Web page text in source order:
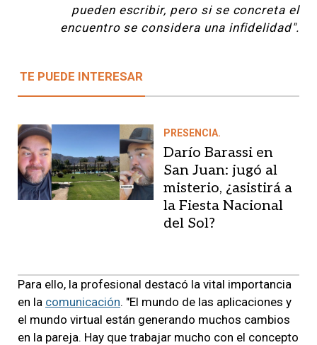
pueden escribir, pero si se concreta el
encuentro se considera una infidelidad".
TE PUEDE INTERESAR
PRESENCIA.
Darío Barassi en
San Juan: jugó al
misterio, ¿asistirá a
la Fiesta Nacional
del Sol?
Para ello, la profesional destacó la vital importancia
en la comunicación. "El mundo de las aplicaciones y
el mundo virtual están generando muchos cambios
en la pareja. Hay que trabajar mucho con el concepto